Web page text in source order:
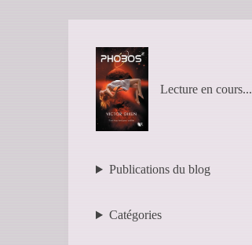
Lecture en cours...
Publications du blog
Catégories